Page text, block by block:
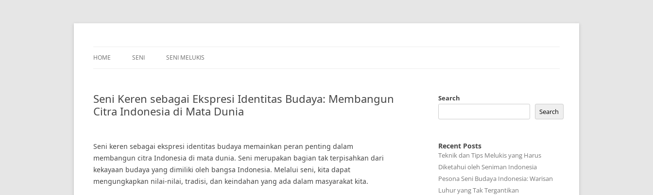
Skip
HOME SENI SENI MELUKIS
Seni Keren sebagai Ekspresi Identitas Budaya: Membangun
Citra Indonesia di Mata Dunia
Seni keren sebagai ekspresi identitas budaya memainkan peran penting dalam
membangun citra Indonesia di mata dunia. Seni merupakan bagian tak terpisahkan dari
kekayaan budaya yang dimiliki oleh bangsa Indonesia. Melalui seni, kita dapat
mengungkapkan nilai-nilai, tradisi, dan keindahan yang ada dalam masyarakat kita.
Search
Search
Recent Posts
Teknik dan Tips Melukis yang Harus
Diketahui oleh Seniman Indonesia
Pesona Seni Budaya Indonesia: Warisan
Luhur yang Tak Tergantikan